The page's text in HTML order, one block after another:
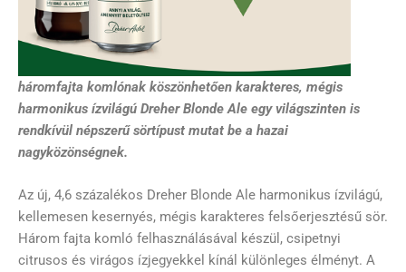
háromfajta komlónak köszönhetően karakteres, mégis
harmonikus ízvilágú Dreher Blonde Ale egy világszinten is
rendkívül népszerű sörtípust mutat be a hazai
nagyközönségnek.
Az új, 4,6 százalékos Dreher Blonde Ale harmonikus ízvilágú,
kellemesen kesernyés, mégis karakteres felsőerjesztésű sör.
Három fajta komló felhasználásával készül, csipetnyi
citrusos és virágos ízjegyekkel kínál különleges élményt. A